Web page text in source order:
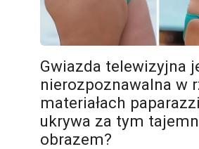
Gwiazda telewizyjna
nierozpoznawalna w
materiałach
ukrywa za tym
obrazem?